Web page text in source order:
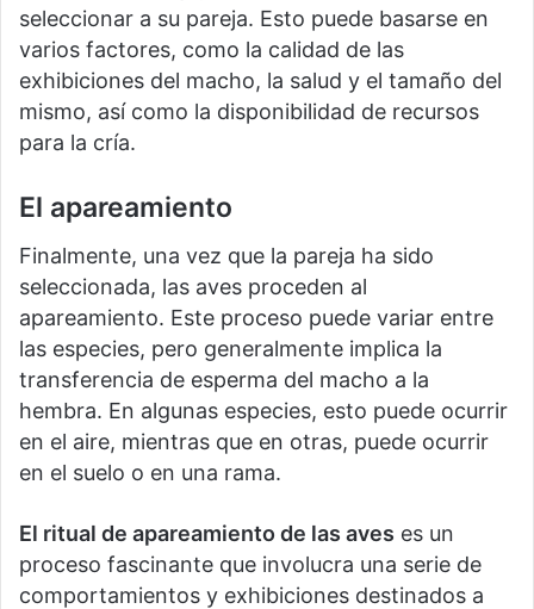
seleccionar a su pareja. Esto puede basarse en
varios factores, como la calidad de las
exhibiciones del macho, la salud y el tamaño del
mismo, así como la disponibilidad de recursos
para la cría.
El apareamiento
Finalmente, una vez que la pareja ha sido
seleccionada, las aves proceden al
apareamiento. Este proceso puede variar entre
las especies, pero generalmente implica la
transferencia de esperma del macho a la
hembra. En algunas especies, esto puede ocurrir
en el aire, mientras que en otras, puede ocurrir
en el suelo o en una rama.
El ritual de apareamiento de las aves es un
proceso fascinante que involucra una serie de
comportamientos y exhibiciones destinados a